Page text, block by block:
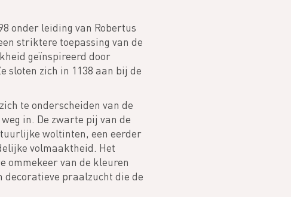
onder leiding van Robertus
striktere toepassing van de
geïnspireerd door
sloten zich in 1138 aan bij de
te onderscheiden van de
in. De zwarte pij van de
woltinten, een eerder
volmaaktheid. Het
ommekeer van de kleuren
decoratieve praalzucht die de